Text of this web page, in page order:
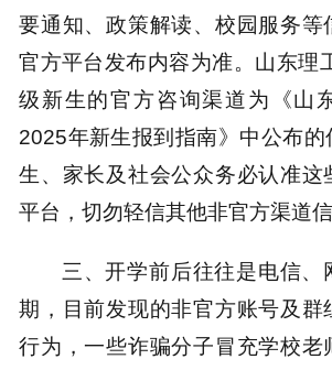
要通知、政策解读、校园服务等
官方平台发布内容为准。山东理
级新生的官方咨询渠道为《山
2025年新生报到指南》中公布
生、家长及社会公众务必认准这
平台，切勿轻信其他非官方渠道信
三、开学前后往往是电信、
期，目前发现的非官方账号及群
行为，一些诈骗分子冒充学校老